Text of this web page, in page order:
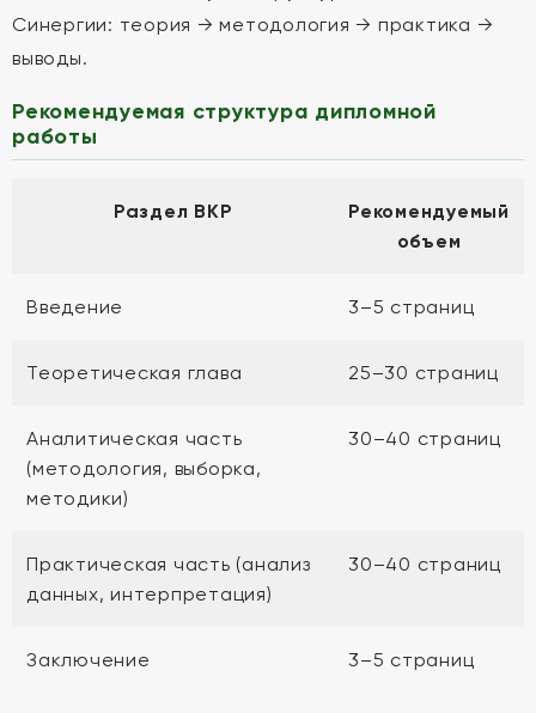
Синергии: теория → методология → практика →
выводы.
Рекомендуемая структура дипломной
работы
Раздел ВКР
Рекомендуемый
объем
Введение 3–5 страниц
Теоретическая глава 25–30 страниц
Аналитическая часть
(методология, выборка,
методики)
30–40 страниц
Практическая часть (анализ
данных, интерпретация)
30–40 страниц
Заключение 3–5 страниц